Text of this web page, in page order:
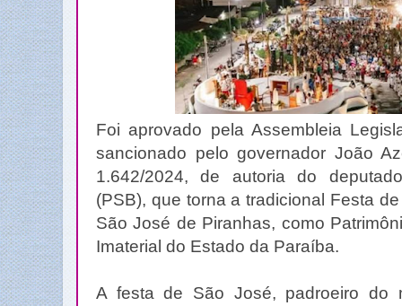
Foi aprovado pela Assembleia
sancionado pelo governador João
1.642/2024, de autoria do
(PSB), que torna a tradicional Festa
São José de Piranhas, como
Imaterial do Estado da Paraíba.
A festa de São José, padroeiro do